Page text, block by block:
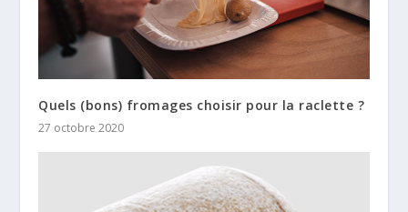
Quels (bons) fromages choisir pour la raclette ?
27 octobre 2020